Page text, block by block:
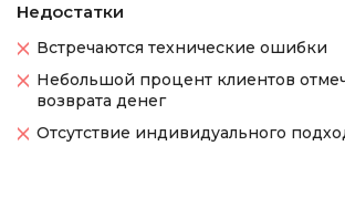
Недостатки
Встречаются технические ошибки
Небольшой процент клиентов
возврата денег
Отсутствие индивидуального